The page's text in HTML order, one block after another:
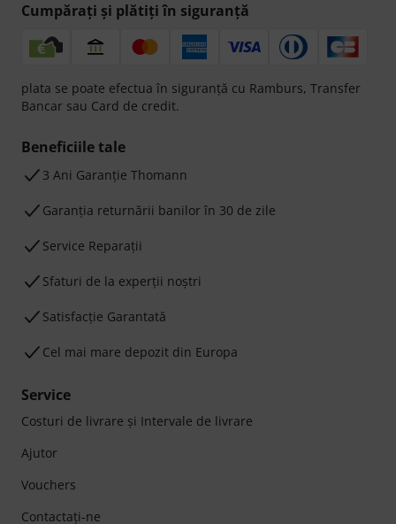
Cumpărați și plătiți în siguranță
plata se poate efectua în siguranță cu Ramburs, Transfer
Bancar sau Card de credit.
Beneficiile tale
3 Ani Garanție Thomann
Garanţia returnării banilor în 30 de zile
Service Reparații
Sfaturi de la experții noștri
Satisfacție Garantată
Cel mai mare depozit din Europa
Service
Costuri de livrare şi Intervale de livrare
Ajutor
Vouchers
Contactaţi-ne